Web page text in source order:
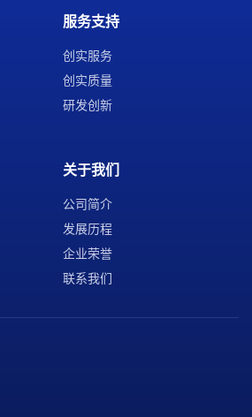
服务支持
创实服务
创实质量
研发创新
关于我们
公司简介
发展历程
企业荣誉
联系我们